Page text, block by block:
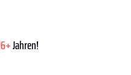
Jahren!